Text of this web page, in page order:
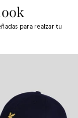
para realzar tu